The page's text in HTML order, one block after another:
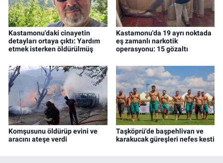
Kastamonu'daki cinayetin
detayları ortaya çıktı: Yardım
etmek isterken öldürülmüş
Kastamonu'da 19 ayrı noktada
eş zamanlı narkotik
operasyonu: 15 gözaltı
Komşusunu öldürüp evini ve
aracını ateşe verdi
Taşköprü'de başpehlivan ve
karakucak güreşleri nefes kesti